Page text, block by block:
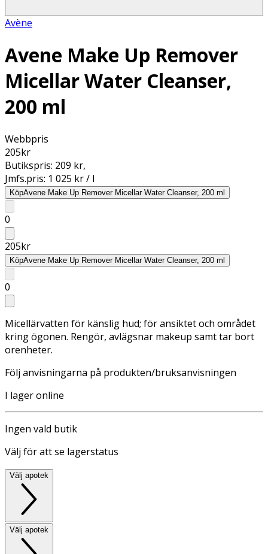
Avène
Avene Make Up Remover
Micellar Water Cleanser,
200 ml
Webbpris
205kr
Butikspris: 209 kr,
Jmfs.pris: 1 025 kr / l
KöpAvene Make Up Remover Micellar Water Cleanser, 200 ml
0
205kr
KöpAvene Make Up Remover Micellar Water Cleanser, 200 ml
0
Micellärvatten för känslig hud; för ansiktet och området
kring ögonen. Rengör, avlägsnar makeup samt tar bort
orenheter.
Följ anvisningarna på produkten/bruksanvisningen
I lager online
Ingen vald butik
Välj för att se lagerstatus
Välj apotek
Välj apotek